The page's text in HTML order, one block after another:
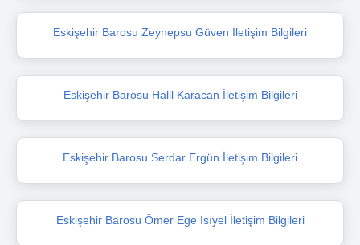
Eskişehir Barosu Zeynepsu Güven İletişim Bilgileri
Eskişehir Barosu Halil Karacan İletişim Bilgileri
Eskişehir Barosu Serdar Ergün İletişim Bilgileri
Eskişehir Barosu Ömer Ege Isıyel İletişim Bilgileri